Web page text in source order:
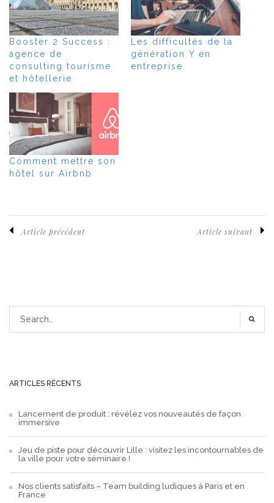
Booster 2 Success :
agence de
consulting tourisme
et hôtellerie
Les difficultés de la
génération Y en
entreprise
Comment mettre son
hôtel sur Airbnb
Article précédent Article suivant
ARTICLES RÉCENTS
Lancement de produit : révélez vos nouveautés de façon
immersive
Jeu de piste pour découvrir Lille : visitez les incontournables de
la ville pour votre séminaire !
Nos clients satisfaits – Team building ludiques à Paris et en
France